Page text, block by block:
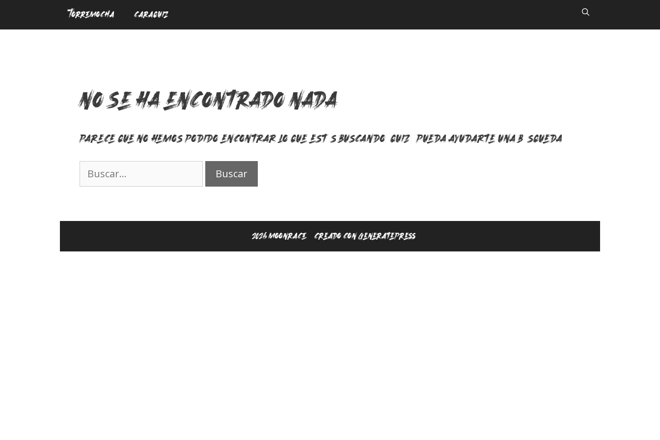
TORREMOCHA CARAQUIZ
No se ha encontrado nada
Parece que no hemos podido encontrar lo que estás buscando. Quizá pueda ayudarte una búsqueda.
Buscar:
© 2026 MOONRACE• Creado conGeneratePress